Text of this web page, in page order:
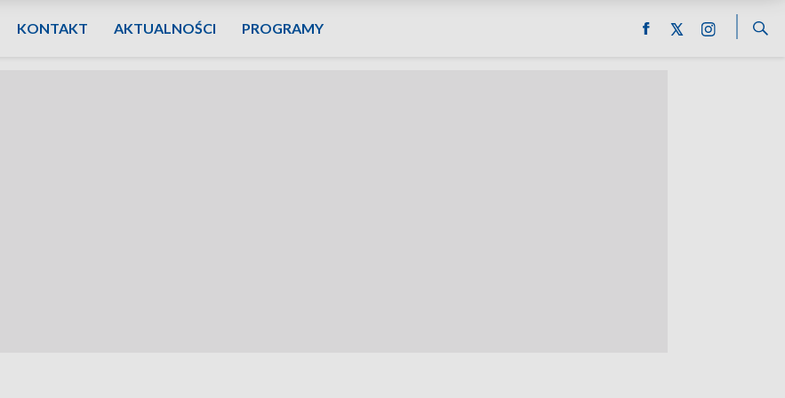
KONTAKT AKTUALNOŚCI PROGRAMY